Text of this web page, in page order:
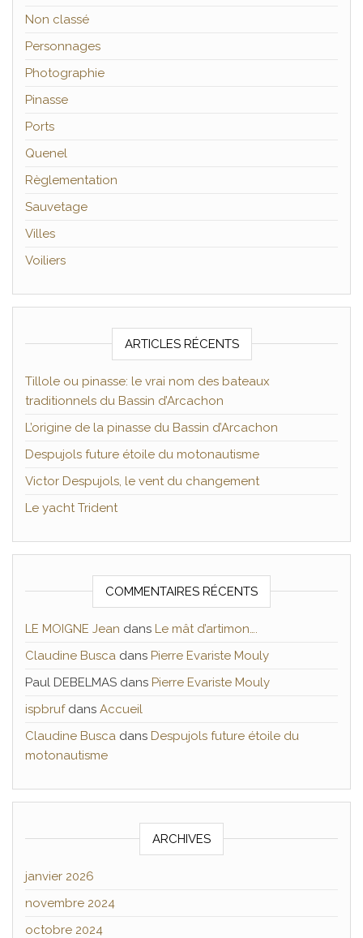
Non classé
Personnages
Photographie
Pinasse
Ports
Quenel
Règlementation
Sauvetage
Villes
Voiliers
ARTICLES RÉCENTS
Tillole ou pinasse: le vrai nom des bateaux
traditionnels du Bassin d’Arcachon
L’origine de la pinasse du Bassin d’Arcachon
Despujols future étoile du motonautisme
Victor Despujols, le vent du changement
Le yacht Trident
COMMENTAIRES RÉCENTS
LE MOIGNE Jean dans Le mât d’artimon….
Claudine Busca dans Pierre Evariste Mouly
Paul DEBELMAS dans Pierre Evariste Mouly
ispbrufdans Accueil
Claudine Busca dans Despujols future étoile du
motonautisme
ARCHIVES
janvier 2026
novembre 2024
octobre 2024